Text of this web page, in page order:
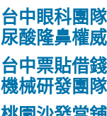
台中眼科團
尿酸隆鼻權
台中票貼借
機械研發團